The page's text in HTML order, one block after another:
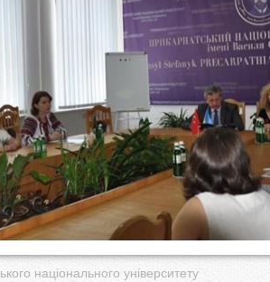
національного університету